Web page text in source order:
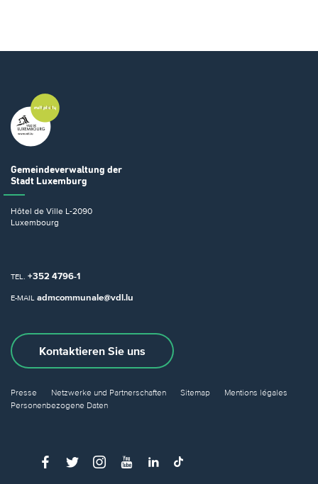
Gemeindeverwaltung der
Stadt Luxemburg
Hôtel de Ville L-2090
Luxembourg
TEL. +352 4796-1
E-MAIL admcommunale@vdl.lu
Kontaktieren Sie uns
Presse Netzwerke und Partnerschaften Sitemap
Mentions légales
Personenbezogene Daten